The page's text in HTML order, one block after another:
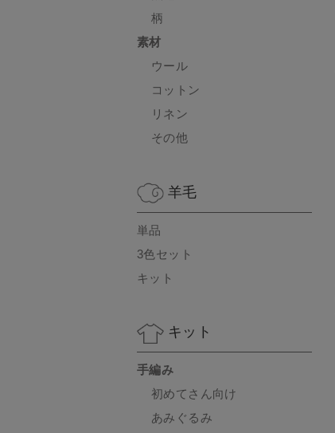
柄
素材
ウール
コットン
リネン
その他
羊毛
単品
3色セット
キット
キット
手編み
初めてさん向け
あみぐるみ